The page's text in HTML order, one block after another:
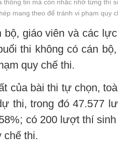
thông tin mà còn nhắc nhở từng thí
mang theo để tránh vi phạm quy
bộ, giáo viên và các
thi không có cán
quy chế thi.
của bài thi tự chọn,
thi, trong đó 47.577
có 200 lượt thí
chế thi.